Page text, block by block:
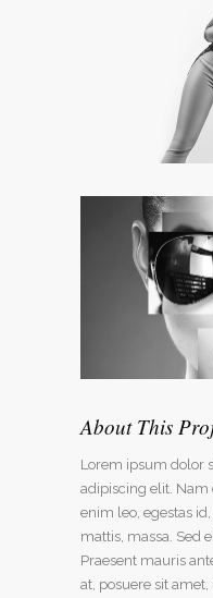
About This
Lorem ipsum dolor
adipiscing elit.
enim leo, egestas
mattis, massa. Sed
Praesent mauris
at, posuere sit